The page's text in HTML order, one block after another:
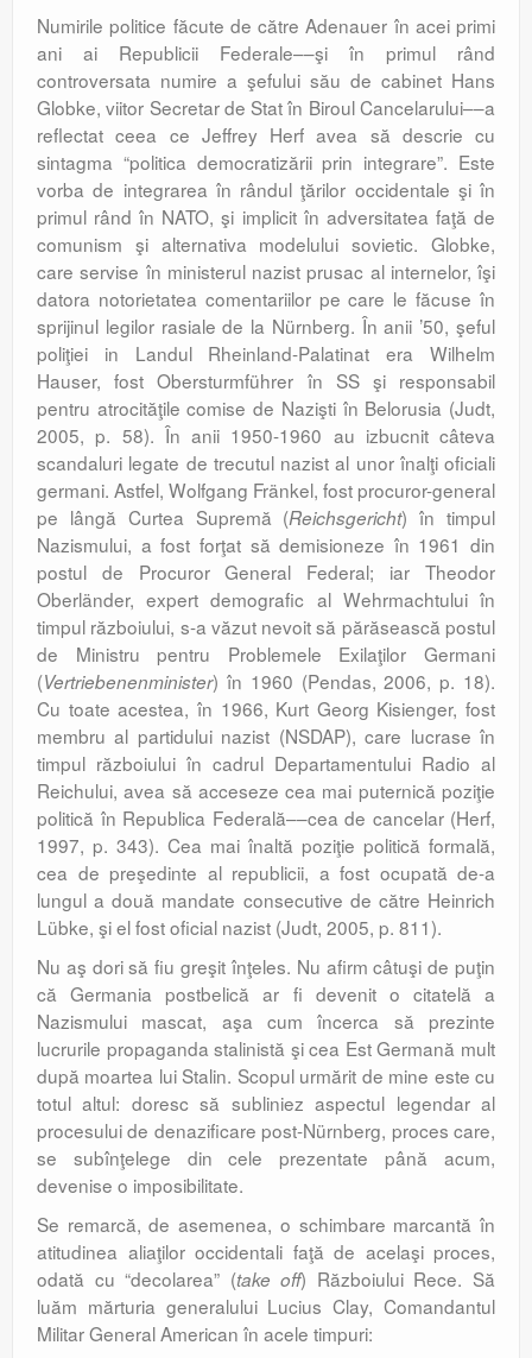
Numirile politice făcute de către Adenauer în acei primi
ani ai Republicii Federale––şi în primul rând
controversata numire a şefului său de cabinet Hans
Globke, viitor Secretar de Stat în Biroul Cancelarului––a
reflectat ceea ce Jeffrey Herf avea să descrie cu
sintagma “politica democratizării prin integrare”. Este
vorba de integrarea în rândul ţărilor occidentale şi în
primul rând în NATO, şi implicit în adversitatea faţă de
comunism şi alternativa modelului sovietic. Globke,
care servise în ministerul nazist prusac al internelor, îşi
datora notorietatea comentariilor pe care le făcuse în
sprijinul legilor rasiale de la Nürnberg. În anii ’50, şeful
poliţiei in Landul Rheinland-Palatinat era Wilhelm
Hauser, fost Obersturmführer în SS şi responsabil
pentru atrocităţile comise de Nazişti în Belorusia (Judt,
2005, p. 58). În anii 1950-1960 au izbucnit câteva
scandaluri legate de trecutul nazist al unor înalţi oficiali
germani. Astfel, Wolfgang Fränkel, fost procuror-general
pe lângă Curtea Supremă (Reichsgericht) în timpul
Nazismului, a fost forţat să demisioneze în 1961 din
postul de Procuror General Federal; iar Theodor
Oberländer, expert demografic al Wehrmachtului în
timpul războiului, s-a văzut nevoit să părăsească postul
de Ministru pentru Problemele Exilaţilor Germani
(Vertriebenenminister) în 1960 (Pendas, 2006, p. 18).
Cu toate acestea, în 1966, Kurt Georg Kisienger, fost
membru al partidului nazist (NSDAP), care lucrase în
timpul războiului în cadrul Departamentului Radio al
Reichului, avea să acceseze cea mai puternică poziţie
politică în Republica Federală––cea de cancelar (Herf,
1997, p. 343). Cea mai înaltă poziţie politică formală,
cea de preşedinte al republicii, a fost ocupată de-a
lungul a două mandate consecutive de către Heinrich
Lübke, şi el fost oficial nazist (Judt, 2005, p. 811).
Nu aş dori să fiu greşit înţeles. Nu afirm câtuşi de puţin
că Germania postbelică ar fi devenit o citatelă a
Nazismului mascat, aşa cum încerca să prezinte
lucrurile propaganda stalinistă şi cea Est Germană mult
după moartea lui Stalin. Scopul urmărit de mine este cu
totul altul: doresc să subliniez aspectul legendar al
procesului de denazificare post-Nürnberg, proces care,
se subînţelege din cele prezentate până acum,
devenise o imposibilitate.
Se remarcă, de asemenea, o schimbare marcantă în
atitudinea aliaţilor occidentali faţă de acelaşi proces,
odată cu “decolarea” (take off) Războiului Rece. Să
luăm mărturia generalului Lucius Clay, Comandantul
Militar General American în acele timpuri: